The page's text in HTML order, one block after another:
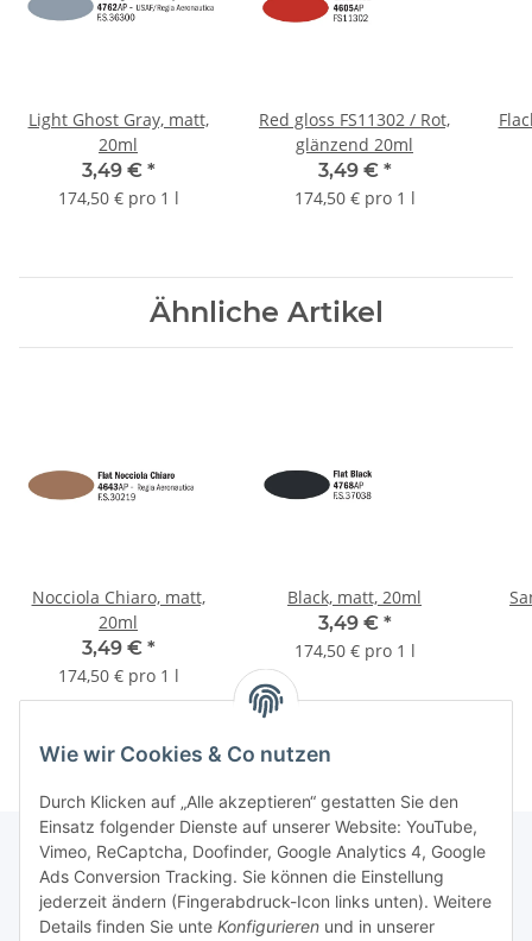
Light Ghost Gray, matt,
20ml
3,49 € *
174,50 € pro 1 l
Red gloss FS11302 / Rot,
glänzend 20ml
3,49 € *
174,50 € pro 1 l
Ähnliche Artikel
Nocciola Chiaro, matt,
20ml
3,49 € *
174,50 € pro 1 l
Black, matt, 20ml
3,49 € *
174,50 € pro 1 l
Informationen
Wie wir Cookies & Co nutzen
Durch Klicken auf „Alle akzeptieren“ gestatten Sie den
Einsatz folgender Dienste auf unserer Website: YouTube,
Vimeo, ReCaptcha, Doofinder, Google Analytics 4, Google
Ads Conversion Tracking. Sie können die Einstellung
jederzeit ändern (Fingerabdruck-Icon links unten). Weitere
Details finden Sie unte Konfigurieren und in unserer